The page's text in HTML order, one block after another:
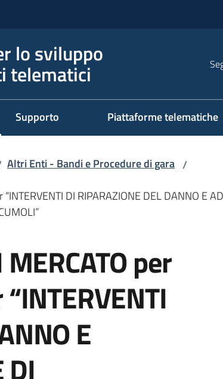
lo sviluppo
telematici
Supporto Piattaforme telematiche
Altri Enti - Bandi e Procedure di gara /
DI RIPARAZIONE DEL DANNO E
per
E
DI